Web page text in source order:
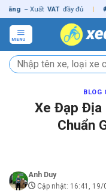
Skip
to
content
– Xuất VAT đầy đủ | 🚚
MENU
Tìm
kiếm:
BLOG
Xe Đạp Địa
Chuẩn
Anh Duy
Cập nhật: 16:41,